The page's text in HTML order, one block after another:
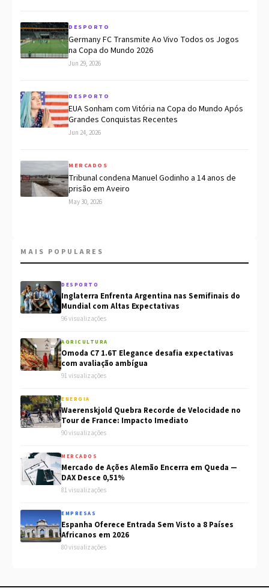
DESPORTO
Germany FC Transmite Ao Vivo Todos os Jogos
na Copa do Mundo 2026
Jun 29, 2026
DESPORTO
EUA Sonham com Vitória na Copa do Mundo Após
Grandes Conquistas Recentes
Jun 24, 2026
MERCADOS
Tribunal condena Manuel Godinho a 14 anos de
prisão em Aveiro
May 30, 2026
MAIS POPULARES
DESPORTO
Inglaterra Enfrenta Argentina nas Semifinais do
Mundial com Altas Expectativas
96 visualizações
AGRICULTURA
Omoda C7 1.6T Elegance desafia expectativas
com avaliação ambígua
91 visualizações
ENERGIA
Waerenskjold Quebra Recorde de Velocidade no
Tour de France: Impacto Imediato
90 visualizações
MERCADOS
Mercado de Ações Alemão Encerra em Queda —
DAX Desce 0,51%
81 visualizações
EMPRESAS
Espanha Oferece Entrada Sem Visto a 8 Países
Africanos em 2026
80 visualizações